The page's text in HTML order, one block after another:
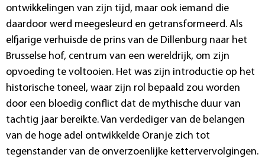
ontwikkelingen van zijn tijd, maar ook iemand die
daardoor werd meegesleurd en getransformeerd. Als
elfjarige verhuisde de prins van de Dillenburg naar het
Brusselse hof, centrum van een wereldrijk, om zijn
opvoeding te voltooien. Het was zijn introductie op het
historische toneel, waar zijn rol bepaald zou worden
door een bloedig conflict dat de mythische duur van
tachtig jaar bereikte. Van verdediger van de belangen
van de hoge adel ontwikkelde Oranje zich tot
tegenstander van de onverzoenlijke kettervervolgingen.